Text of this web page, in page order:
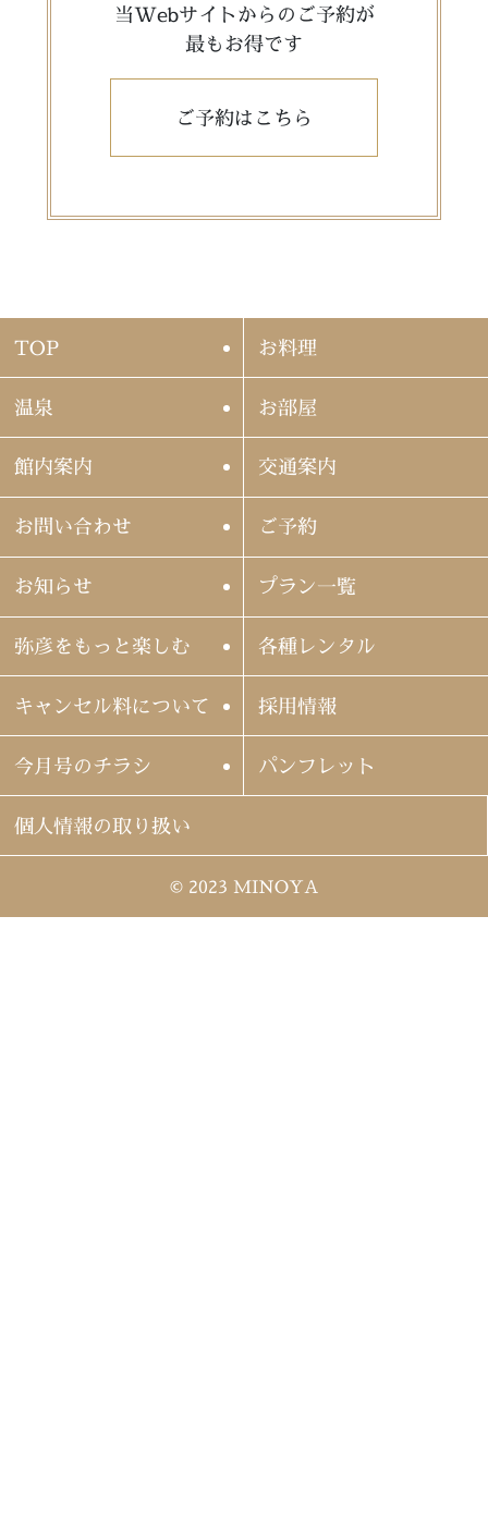
当Webサイトからのご予約が
最もお得です
ご予約はこちら
TOP お料理
温泉 お部屋
館内案内 交通案内
お問い合わせ ご予約
お知らせ プラン一覧
弥彦をもっと楽しむ 各種レンタル
キャンセル料について 採用情報
今月号のチラシ パンフレット
個人情報の取り扱い
© 2023 MINOYA